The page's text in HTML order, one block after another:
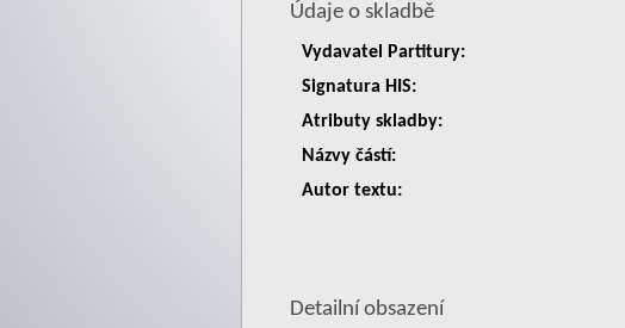
Údaje o skladbě
Vydavatel Partitury:
Signatura HIS:
Atributy skladby:
Názvy částí:
Autor textu:
Detailní obsazení